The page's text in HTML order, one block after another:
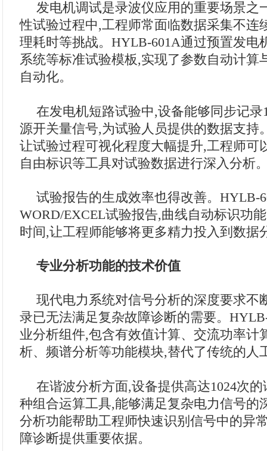
发电机调试是录波仪应用的重要场景之
性试验过程中,工程师常面临数据采集不连
理耗时等挑战。HYLB-601A通过预置发电
系统等标准试验模板,实现了参数自动计算
自动化。
在发电机短路试验中,设备能够同步记录
源开关量信号,为试验人员提供的数据支持
让试验过程可视化程度大幅提升,工程师可
自由标识等工具对试验数据进行深入分析
试验报告的生成效率也得改善。HYLB-
WORD/EXCEL试验报告,曲线自动标识功
时间,让工程师能够将更多精力投入到数据
专业分析功能的技术价值
现代电力系统对信号分析的深度要求不
录已无法满足复杂故障诊断的需要。
业分析组件,包含有效值计算、交流功率计
析、频谱分析等功能模块,替代了传统的人
在谐波分析方面,设备提供高达1024次
种组合运算工具,能够满足复杂电力信号的
分析功能帮助工程师快速识别信号中的异
障诊断提供重要依据。